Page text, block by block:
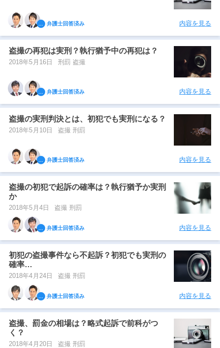
弁護士回答済み 内容を見る
盗撮の再犯は実刑？執行猶予中の再犯は？
2018年5月16日 刑罰 盗撮
弁護士回答済み 内容を見る
盗撮の実刑判決とは、初犯でも実刑になる？
2018年5月10日 盗撮 刑罰
弁護士回答済み 内容を見る
盗撮の初犯で起訴の確率は？執行猶予か実刑
か
2018年5月4日 盗撮 刑罰
弁護士回答済み 内容を見る
初犯の盗撮事件なら不起訴？初犯でも実刑の
確率…
2018年4月24日 盗撮 刑罰
弁護士回答済み 内容を見る
盗撮、罰金の相場は？略式起訴で前科がつ
く？
2018年4月20日 盗撮 刑罰